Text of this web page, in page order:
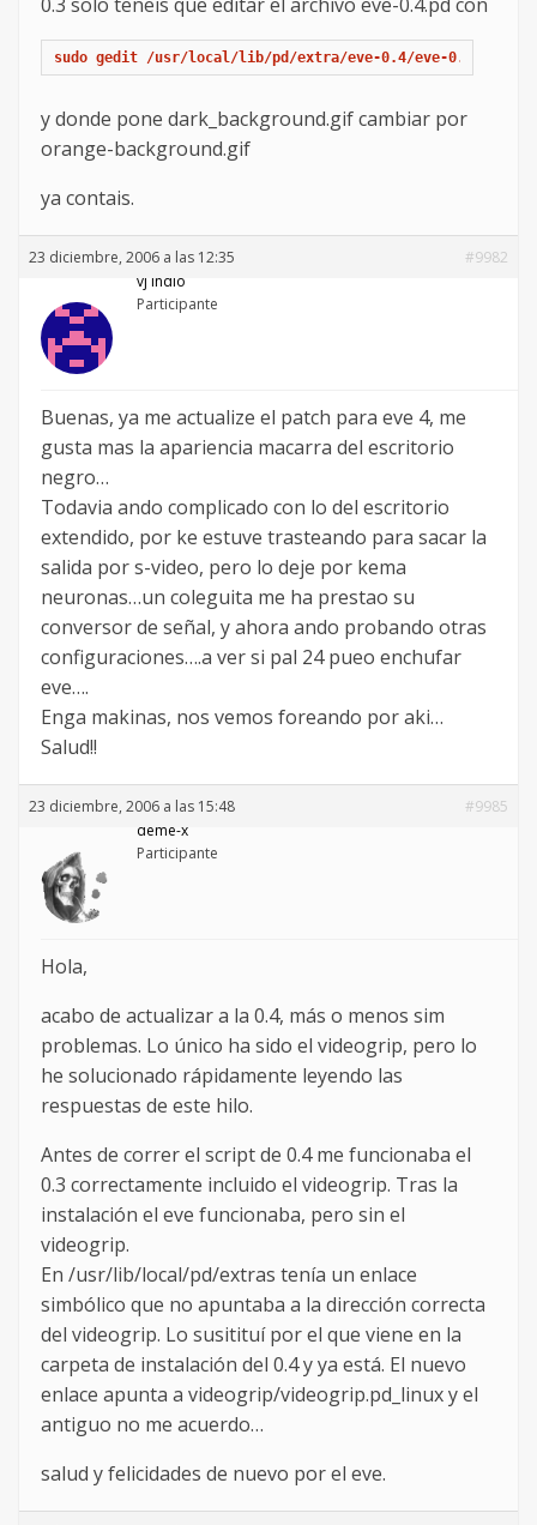
sudo gedit /usr/local/lib/pd/extra/eve-0.4/eve-0.4.pd
y donde pone dark_background.gif cambiar por
orange-background.gif
ya contais.
23 diciembre, 2006 a las 12:35
#9982
vj indio
Participante
Buenas, ya me actualize el patch para eve 4, me
gusta mas la apariencia macarra del escritorio
negro…
Todavia ando complicado con lo del escritorio
extendido, por ke estuve trasteando para sacar la
salida por s-video, pero lo deje por kema
neuronas…un coleguita me ha prestao su
conversor de señal, y ahora ando probando otras
configuraciones….a ver si pal 24 pueo enchufar
eve….
Enga makinas, nos vemos foreando por aki…
Salud!!
23 diciembre, 2006 a las 15:48
#9985
deme-x
Participante
Hola,
acabo de actualizar a la 0.4, más o menos sim
problemas. Lo único ha sido el videogrip, pero lo
he solucionado rápidamente leyendo las
respuestas de este hilo.
Antes de correr el script de 0.4 me funcionaba el
0.3 correctamente incluido el videogrip. Tras la
instalación el eve funcionaba, pero sin el
videogrip.
En /usr/lib/local/pd/extras tenía un enlace
simbólico que no apuntaba a la dirección correcta
del videogrip. Lo susitituí por el que viene en la
carpeta de instalación del 0.4 y ya está. El nuevo
enlace apunta a videogrip/videogrip.pd_linux y el
antiguo no me acuerdo…
salud y felicidades de nuevo por el eve.